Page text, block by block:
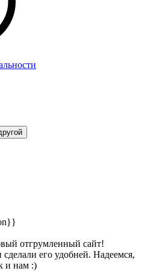
отгрумленный сайт!
его удобней. Надеемся,
и нам :)